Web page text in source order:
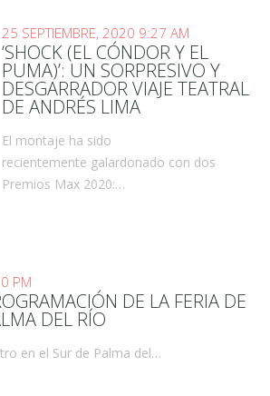
25 SEPTIEMBRE, 2020 9:27 AM
‘SHOCK (EL CÓNDOR Y EL
PUMA)’: UN SORPRESIVO Y
DESGARRADOR VIAJE TEATRAL
DE ANDRÉS LIMA
El montaje ha sido
recientemente galardonado con dos
Premios Max 2020:…
PM
DE LA FERIA DE
DEL RÍO
en el Sur de Palma del…